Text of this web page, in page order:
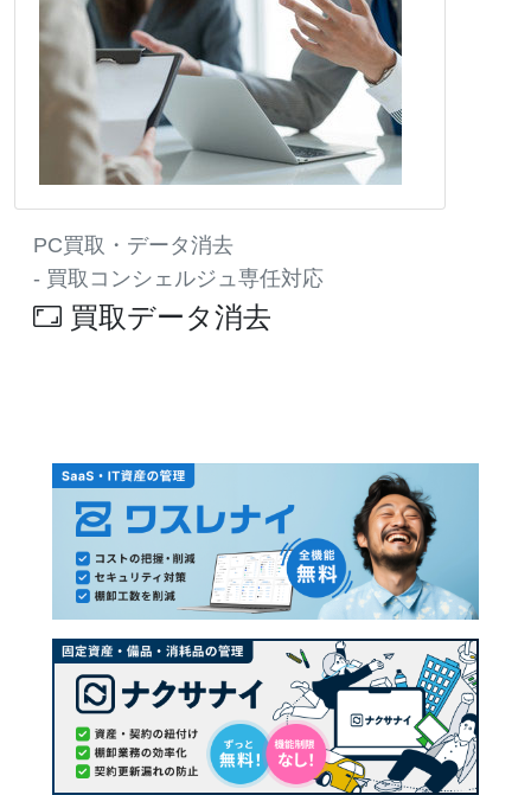
PC買取・データ消去
- 買取コンシェルジュ専任対応
買取データ消去